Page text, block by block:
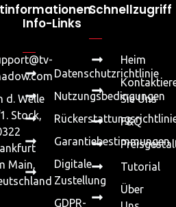
d. Welle
Stock,
Main,
Info-Links
Datenschutzrichtlinie
Nutzungsbedingungen
Garantiebestimmungen
Digitale
Zustellung
GDPR-
Schnellzugriff
Heim
Sie Uns
F&Q
Tutorial
Über